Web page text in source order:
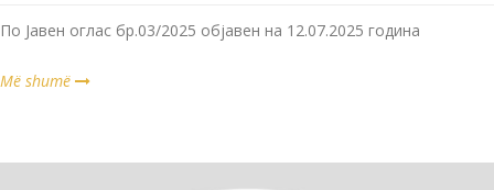
По Јавен оглас бр.03/2025 објавен на 12.07.2025 година
Më shumë